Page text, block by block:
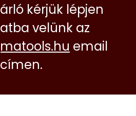
kérjük lépjen
velünk az
email
címen.